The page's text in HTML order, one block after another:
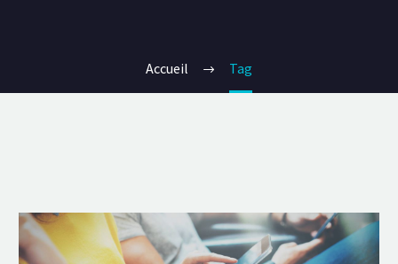
Accueil Tag